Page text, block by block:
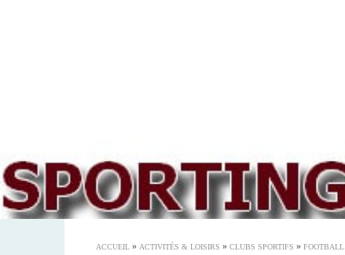
ACCUEIL » ACTIVITÉS & LOISIRS » CLUBS SPORTIFS » FOOTBALL